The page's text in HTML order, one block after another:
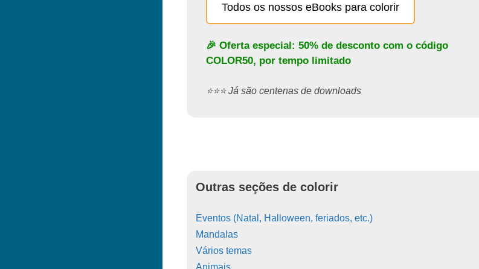
Todos os nossos eBooks para colorir
🎉 Oferta especial: 50% de desconto com o código
COLOR50, por tempo limitado
⭐️⭐️⭐️ Já são centenas de downloads
Outras seções de colorir
Eventos (Natal, Halloween, feriados, etc.)
Mandalas
Vários temas
Animais